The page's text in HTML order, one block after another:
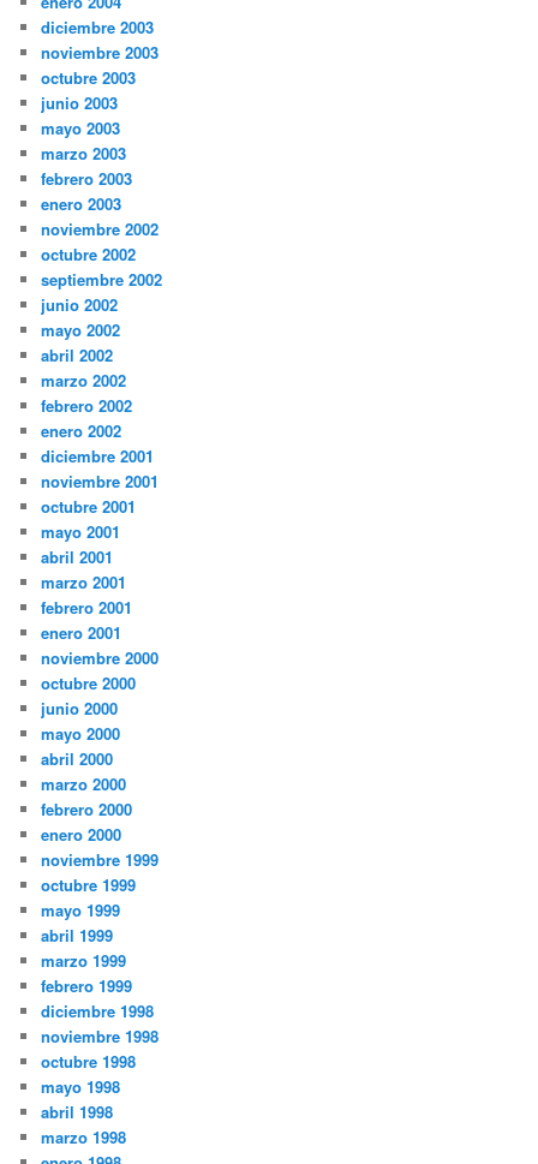
diciembre 2003
noviembre 2003
octubre 2003
junio 2003
mayo 2003
marzo 2003
febrero 2003
enero 2003
noviembre 2002
octubre 2002
septiembre 2002
junio 2002
mayo 2002
abril 2002
marzo 2002
febrero 2002
enero 2002
diciembre 2001
noviembre 2001
octubre 2001
mayo 2001
abril 2001
marzo 2001
febrero 2001
enero 2001
noviembre 2000
octubre 2000
junio 2000
mayo 2000
abril 2000
marzo 2000
febrero 2000
enero 2000
noviembre 1999
octubre 1999
mayo 1999
abril 1999
marzo 1999
febrero 1999
diciembre 1998
noviembre 1998
octubre 1998
mayo 1998
abril 1998
marzo 1998